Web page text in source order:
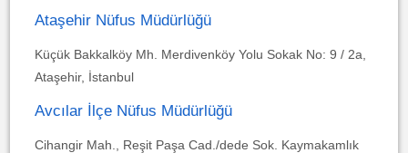
Ataşehir Nüfus Müdürlüğü
Küçük Bakkalköy Mh. Merdivenköy Yolu Sokak No: 9 / 2a,
Ataşehir, İstanbul
Avcılar İlçe Nüfus Müdürlüğü
Cihangir Mah., Reşit Paşa Cad./dede Sok. Kaymakamlık